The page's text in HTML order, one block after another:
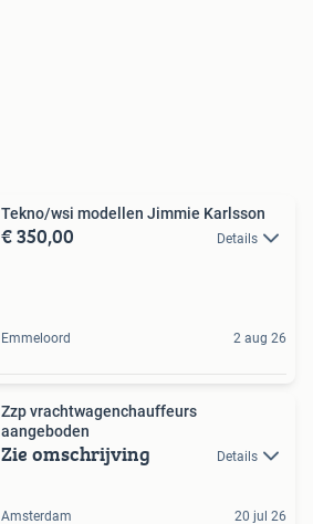
Tekno/wsi modellen Jimmie Karlsson
€ 350,00 Details
Emmeloord 2 aug 26
Zzp vrachtwagenchauffeurs
aangeboden
Zie omschrijving Details
Amsterdam 20 jul 26